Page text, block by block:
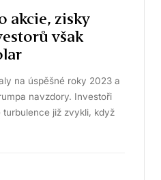
akcie, zisky
však
na úspěšné roky 2023 a
navzdory. Investoři
již zvykli, když